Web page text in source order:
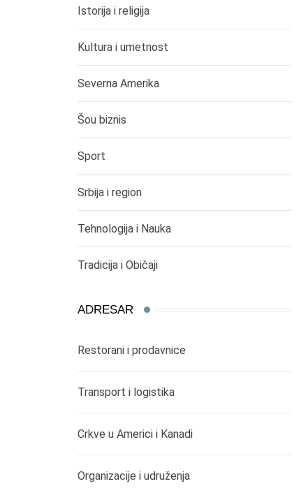
Istorija i religija
Kultura i umetnost
Severna Amerika
Šou biznis
Sport
Srbija i region
Tehnologija i Nauka
Tradicija i Običaji
ADRESAR
Restorani i prodavnice
Transport i logistika
Crkve u Americi i Kanadi
Organizacije i udruženja